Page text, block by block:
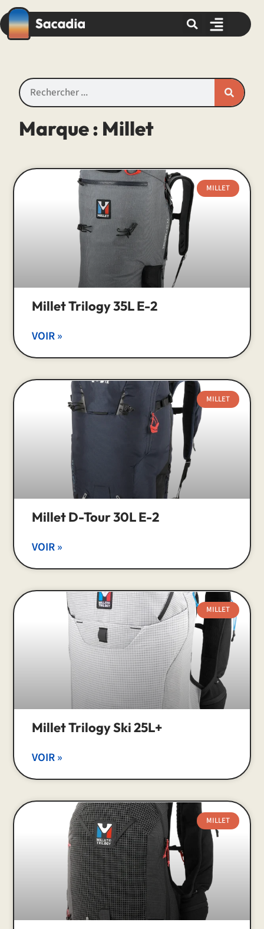
Marque : Millet
MILLET
Millet Trilogy 35L E-2
VOIR »
MILLET
Millet D-Tour 30L E-2
VOIR »
MILLET
Millet Trilogy Ski 25L+
VOIR »
MILLET